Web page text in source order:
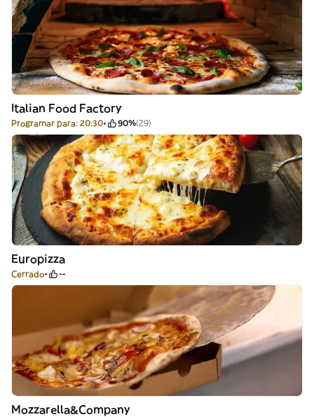
Italian Food Factory
Programar para: 20:30 90%(29)
Europizza
Cerrado --
Mozzarella&Company